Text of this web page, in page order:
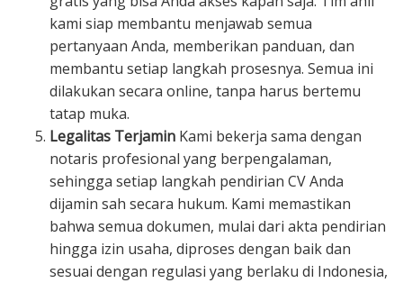
kami siap membantu menjawab semua
pertanyaan Anda, memberikan panduan, dan
membantu setiap langkah prosesnya. Semua ini
dilakukan secara online, tanpa harus bertemu
tatap muka.
Legalitas Terjamin Kami bekerja sama dengan
notaris profesional yang berpengalaman,
sehingga setiap langkah pendirian CV Anda
dijamin sah secara hukum. Kami memastikan
bahwa semua dokumen, mulai dari akta pendirian
hingga izin usaha, diproses dengan baik dan
sesuai dengan regulasi yang berlaku di Indonesia,